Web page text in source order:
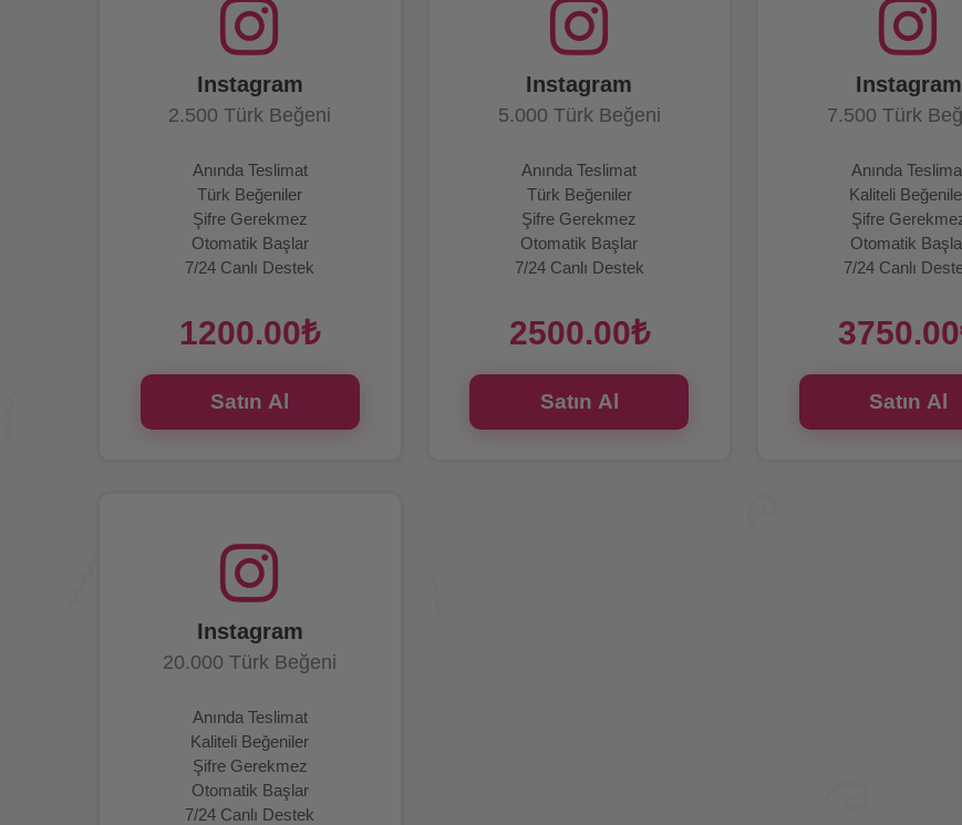
Instagram
2.500 Türk Beğeni
Anında Teslimat
Türk Beğeniler
Şifre Gerekmez
Otomatik Başlar
7/24 Canlı Destek
1200.00₺
Satın Al
Instagram
5.000 Türk Beğeni
Anında Teslimat
Türk Beğeniler
Şifre Gerekmez
Otomatik Başlar
7/24 Canlı Destek
2500.00₺
Satın Al
Instagram
7.500 Türk
Anında
Kaliteli
Şifre
Otomatik
7/24 Canlı
Satın Al
Instagram
20.000 Türk Beğeni
Anında Teslimat
Kaliteli Beğeniler
Şifre Gerekmez
Otomatik Başlar
7/24 Canlı Destek